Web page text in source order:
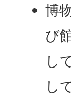
博
び
し
し